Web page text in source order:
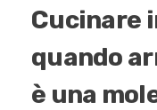
Cucinare
quando
è una